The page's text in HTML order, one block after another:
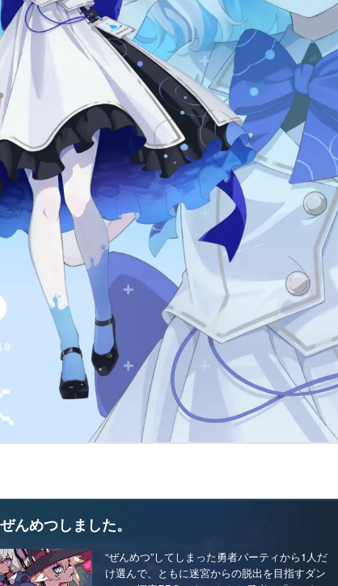
んめつしました。
“ぜんめつ”してしまった勇者パーティから1人だ
け選んで、ともに迷宮からの脱出を目指すダン